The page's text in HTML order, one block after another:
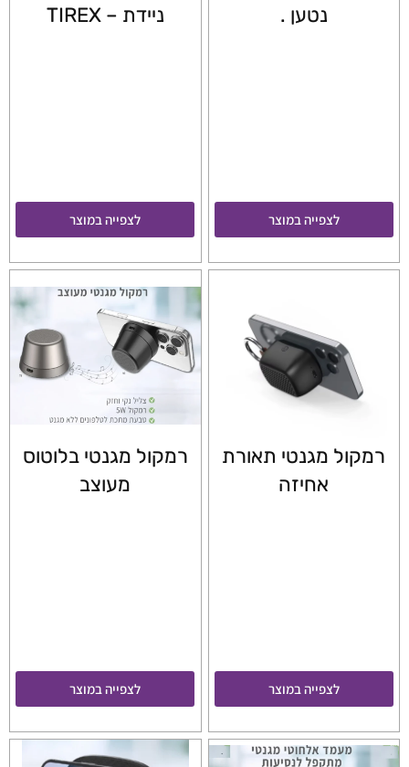
נטען .
לצפייה במוצר
ניידת – TIREX
לצפייה במוצר
רמקול מגנטי תאורת
אחיזה
לצפייה במוצר
רמקול מגנטי בלוטוס
מעוצב
לצפייה במוצר